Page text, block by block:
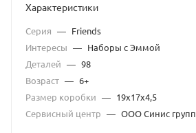
Характеристики
Серия — Friends
Интересы — Наборы с Эммой
Деталей — 98
Возраст — 6+
Размер коробки — 19х17х4,5
Сервисный центр — ООО Синис групп